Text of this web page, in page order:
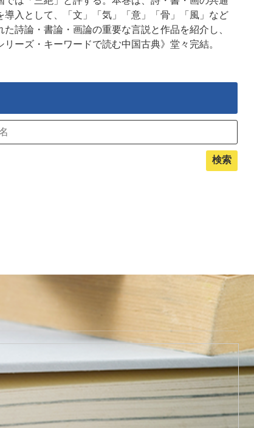
入として、「文」「気」「意」「骨」「風」など
詩論・書論・画論の重要な言説と作品を紹介し、
ーズ・キーワードで読む中国古典》堂々完結。